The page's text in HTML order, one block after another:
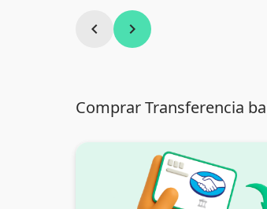
chevron_left chevron_right
Comprar Transferencia